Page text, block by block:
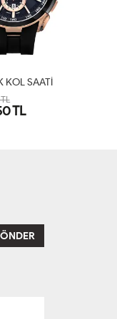
KOL SAATİ
TL